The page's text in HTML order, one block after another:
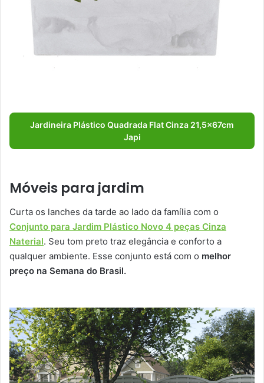
Jardineira Plástico Quadrada Flat Cinza 21,5x67cm
Japi
Móveis para jardim
Curta os lanches da tarde ao lado da família com o
Conjunto para Jardim Plástico Novo 4 peças Cinza
Naterial. Seu tom preto traz elegância e conforto a
qualquer ambiente. Esse conjunto está com o melhor
preço na Semana do Brasil.